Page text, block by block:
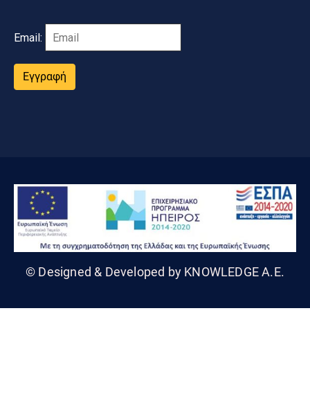
Email:
Εγγραφή
© Designed & Developed by KNOWLEDGE A.E.